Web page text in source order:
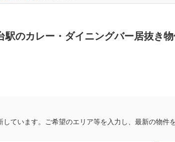
のカレー・ダイニングバー居抜き
ています。ご希望のエリア等を入力し、最新の物件